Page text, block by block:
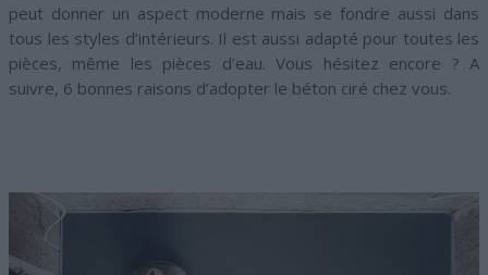
peut donner un aspect moderne mais se fondre aussi dans
tous les styles d’intérieurs. Il est aussi adapté pour toutes les
pièces, même les pièces d’eau. Vous hésitez encore ? A
suivre, 6 bonnes raisons d’adopter le béton ciré chez vous.